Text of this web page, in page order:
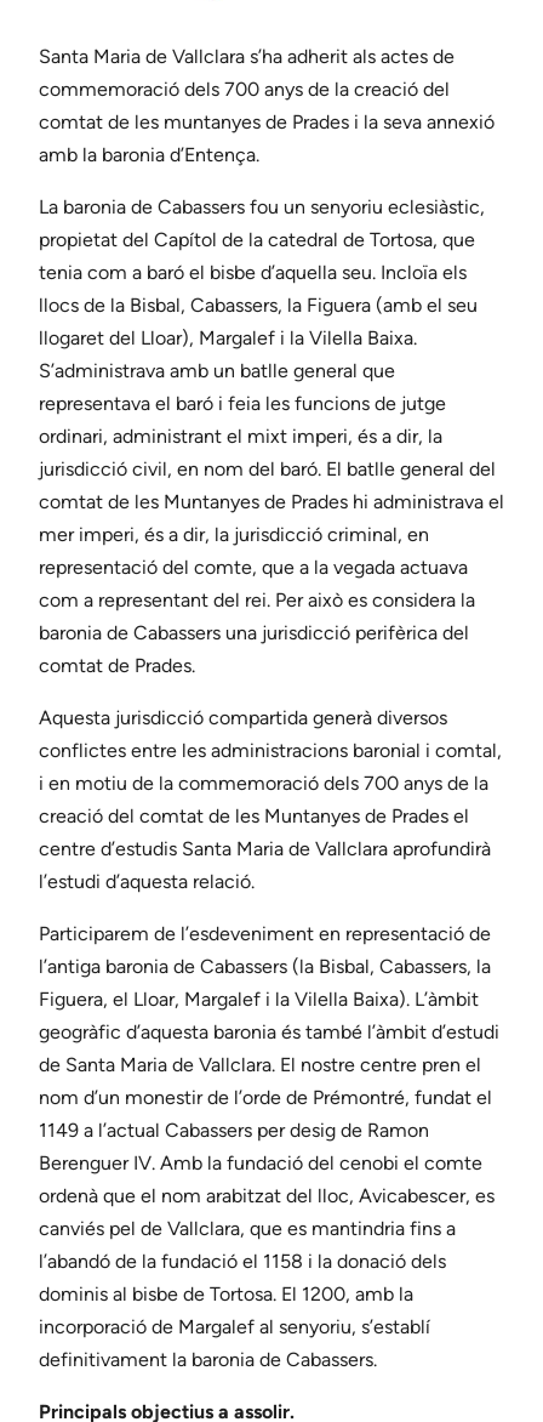
Santa Maria de Vallclara s’ha adherit als actes de
commemoració dels 700 anys de la creació del
comtat de les muntanyes de Prades i la seva annexió
amb la baronia d’Entença.
La baronia de Cabassers fou un senyoriu eclesiàstic,
propietat del Capítol de la catedral de Tortosa, que
tenia com a baró el bisbe d’aquella seu. Incloïa els
llocs de la Bisbal, Cabassers, la Figuera (amb el seu
llogaret del Lloar), Margalef i la Vilella Baixa.
S’administrava amb un batlle general que
representava el baró i feia les funcions de jutge
ordinari, administrant el mixt imperi, és a dir, la
jurisdicció civil, en nom del baró. El batlle general del
comtat de les Muntanyes de Prades hi administrava el
mer imperi, és a dir, la jurisdicció criminal, en
representació del comte, que a la vegada actuava
com a representant del rei. Per això es considera la
baronia de Cabassers una jurisdicció perifèrica del
comtat de Prades.
Aquesta jurisdicció compartida generà diversos
conflictes entre les administracions baronial i comtal,
i en motiu de la commemoració dels 700 anys de la
creació del comtat de les Muntanyes de Prades el
centre d’estudis Santa Maria de Vallclara aprofundirà
l’estudi d’aquesta relació.
Participarem de l’esdeveniment en representació de
l’antiga baronia de Cabassers (la Bisbal, Cabassers, la
Figuera, el Lloar, Margalef i la Vilella Baixa). L’àmbit
geogràfic d’aquesta baronia és també l’àmbit d’estudi
de Santa Maria de Vallclara. El nostre centre pren el
nom d’un monestir de l’orde de Prémontré, fundat el
1149 a l’actual Cabassers per desig de Ramon
Berenguer IV. Amb la fundació del cenobi el comte
ordenà que el nom arabitzat del lloc, Avicabescer, es
canviés pel de Vallclara, que es mantindria fins a
l’abandó de la fundació el 1158 i la donació dels
dominis al bisbe de Tortosa. El 1200, amb la
incorporació de Margalef al senyoriu, s’establí
definitivament la baronia de Cabassers.
Principals objectius a assolir.